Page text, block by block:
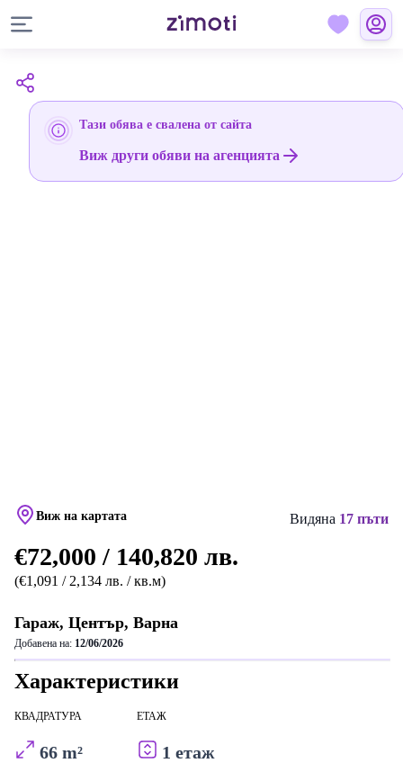
Тази обява е свалена от сайта
Виж други обяви на агенцията
Виж на картата Видяна 17 пъти
€72,000 / 140,820 лв.
(€1,091 / 2,134 лв. / кв.м)
Гараж, Център, Варна
Добавена на: 12/06/2026
Характеристики
КВАДРАТУРА
66 m²
ЕТАЖ
1 етаж